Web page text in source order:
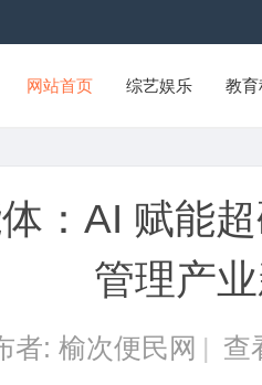
网站首页 综艺娱乐 教
：AI 赋能
管理产
者: 榆次便民网 | 查